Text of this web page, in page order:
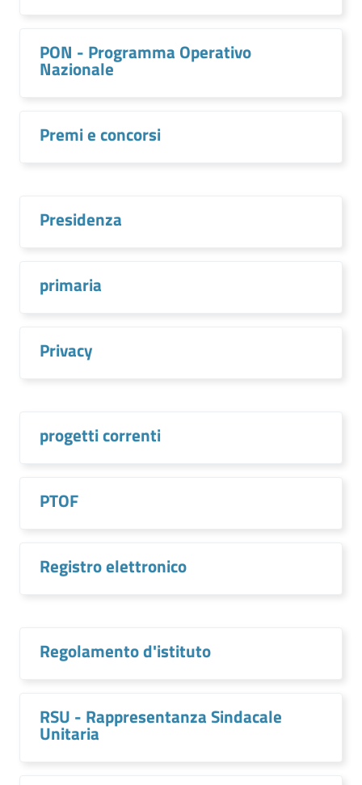
PON - Programma Operativo
Nazionale
Premi e concorsi
Presidenza
primaria
Privacy
progetti correnti
PTOF
Registro elettronico
Regolamento d'istituto
RSU - Rappresentanza Sindacale
Unitaria